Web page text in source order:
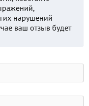
нарушений
ваш отзыв будет